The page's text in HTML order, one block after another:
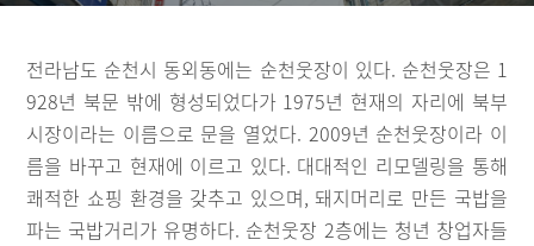
전라남도 순천시 동외동에는 순천웃장이 있다. 순천웃장은 1
928년 북문 밖에 형성되었다가 1975년 현재의 자리에 북부
시장이라는 이름으로 문을 열었다. 2009년 순천웃장이라 이
름을 바꾸고 현재에 이르고 있다. 대대적인 리모델링을 통해
쾌적한 쇼핑 환경을 갖추고 있으며, 돼지머리로 만든 국밥을
파는 국밥거리가 유명하다. 순천웃장 2층에는 청년 창업자들